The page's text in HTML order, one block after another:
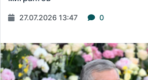
27.07.2026 13:47 0